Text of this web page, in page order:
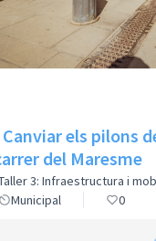
Canviar els pilons
del Maresme
3: Infraestructura i
Municipal
0